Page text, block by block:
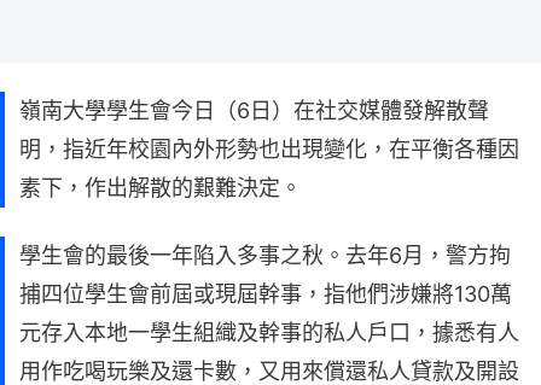
嶺南大學學生會今日（6日）在社交媒體發解散聲
明，指近年校園內外形勢也出現變化，在平衡各種因
素下，作出解散的艱難決定。
學生會的最後一年陷入多事之秋。去年6月，警方拘
捕四位學生會前屆或現屆幹事，指他們涉嫌將130萬
元存入本地一學生組織及幹事的私人戶口，據悉有人
用作吃喝玩樂及還卡數，又用來償還私人貸款及開設